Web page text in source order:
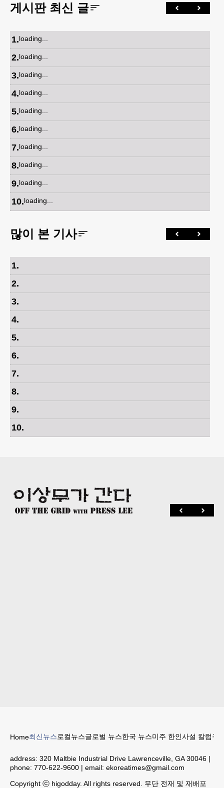
게시판 최신 글
1.loading...
2.loading...
3.loading...
4.loading...
5.loading...
6.loading...
7.loading...
8.loading...
9.loading...
10.loading...
많이 본 기사
1.
2.
3.
4.
5.
6.
7.
8.
9.
10.
Home최신뉴스로컬뉴스글로벌 뉴스한국 뉴스미주 한인사설 칼럼구
address: 320 Maltbie Industrial Drive Lawrenceville, GA 30046 |
phone: 770-622-9600 | email: ekoreatimes@gmail.com
Copyright ⓒ higodday. All rights reserved. 무단 전재 및 재배포